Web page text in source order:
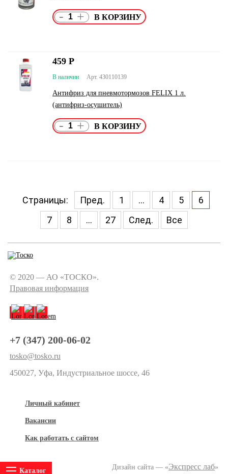
- +
Арт. 430110139
В наличии
Антифриз для пневмотормозов FELIX 1 л.
(антифриз-осушитель)
459 Р
- +
Страницы: Пред. 1 ... 4 5
6
7
8 ... 27 След. Все
© 2020 — АО «ТОСКО».
Правовая информация
+7 (347) 200-06-02
tosko@tosko.ru
450027, Уфа, Индустриальное шоссе, 46
Личный кабинет
Вакансии
Как работать с сайтом
Дизайн сайта — «Экспресс лаб»
Каталог